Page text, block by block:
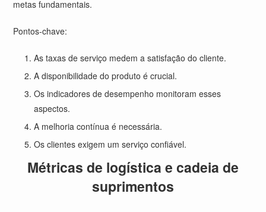
metas fundamentais.
Pontos-chave:
As taxas de serviço medem a satisfação do cliente.
A disponibilidade do produto é crucial.
Os indicadores de desempenho monitoram esses
aspectos.
A melhoria contínua é necessária.
Os clientes exigem um serviço confiável.
Métricas de logística e cadeia de
suprimentos